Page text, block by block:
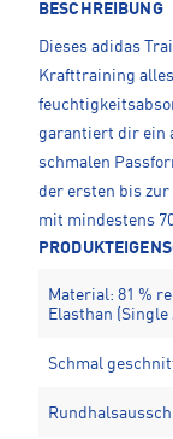
BESCHREIBUNG
Dieses adidas
Krafttraining
garantiert dir ein
schmalen
der ersten bis
mit mindestens
Material: 81 %
Elasthan (Single
Schmal